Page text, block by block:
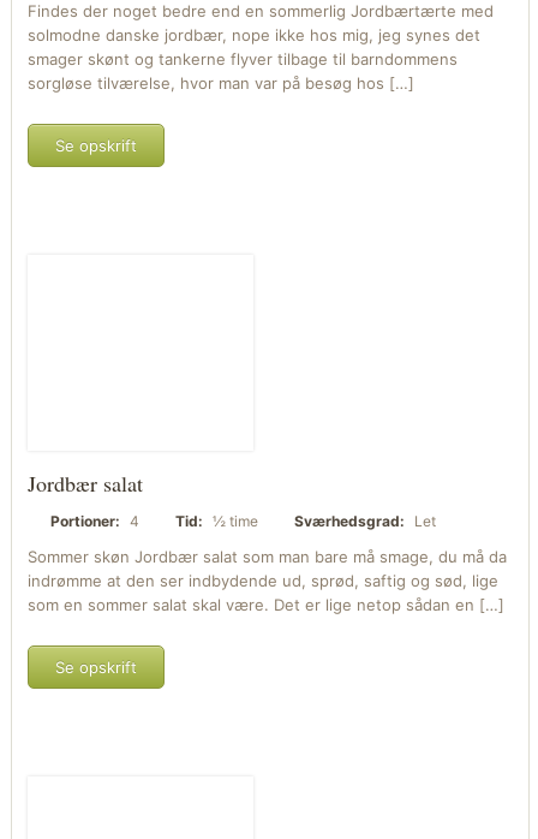
Findes der noget bedre end en sommerlig Jordbærtærte med
solmodne danske jordbær, nope ikke hos mig, jeg synes det
smager skønt og tankerne flyver tilbage til barndommens
sorgløse tilværelse, hvor man var på besøg hos […]
Se opskrift
Jordbær salat
Portioner: 4 Tid: ½ time Sværhedsgrad: Let
Sommer skøn Jordbær salat som man bare må smage, du må da
indrømme at den ser indbydende ud, sprød, saftig og sød, lige
som en sommer salat skal være. Det er lige netop sådan en […]
Se opskrift